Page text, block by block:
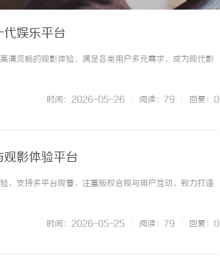
娱乐平台
清流畅的观影体验，满足各类用户多元需求，成为现代影
时间：2026-05-26 阅读：79 回复：0
影体验平台
，支持多平台观看，注重版权合规与用户互动，致力打造
时间：2026-05-25 阅读：79 回复：0